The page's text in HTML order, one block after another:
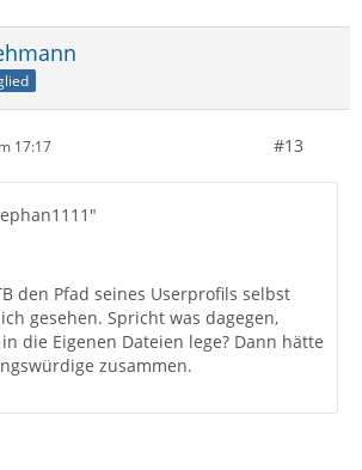
17:17 #13
den Pfad seines Userprofils selbst
gesehen. Spricht was dagegen,
die Eigenen Dateien lege? Dann hätte
zusammen.